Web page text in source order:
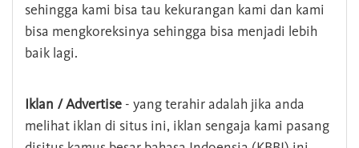
sehingga kami bisa tau kekurangan kami dan kami
bisa mengkoreksinya sehingga bisa menjadi lebih
baik lagi.
Iklan / Advertise - yang terahir adalah jika anda
melihat iklan di situs ini, iklan sengaja kami pasang